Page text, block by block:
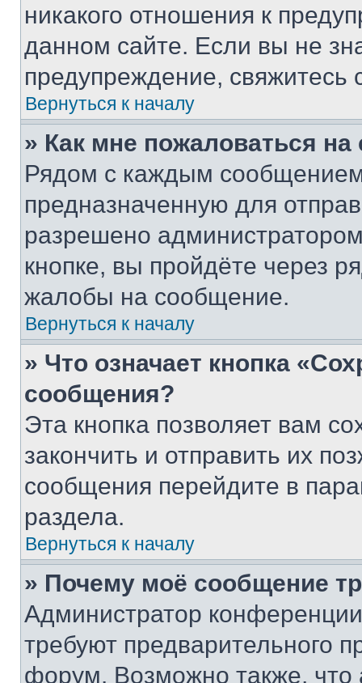
никакого отношения к
данном сайте. Если вы не
предупреждение,
Вернуться к началу
» Как мне пожаловаться
Рядом с каждым сообщением
предназначенную для
разрешено
кнопке, вы пройдёте через
жалобы на сообщение.
Вернуться к началу
» Что означает кнопка
сообщения?
Эта кнопка позволяет вам
закончить и отправить их
сообщения перейдите в
раздела.
Вернуться к началу
» Почему моё сообщение
Администратор
требуют предварительного
форум. Возможно также, что